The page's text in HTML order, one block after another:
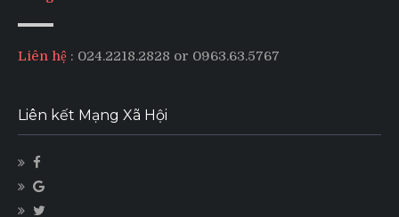
Liên hệ : 024.2218.2828 or 0963.63.5767
Liên kết Mạng Xã Hội